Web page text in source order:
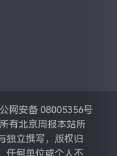
网安备 08005356号
有北京周报本站所
独立撰写，版权归
任何单位或个人不